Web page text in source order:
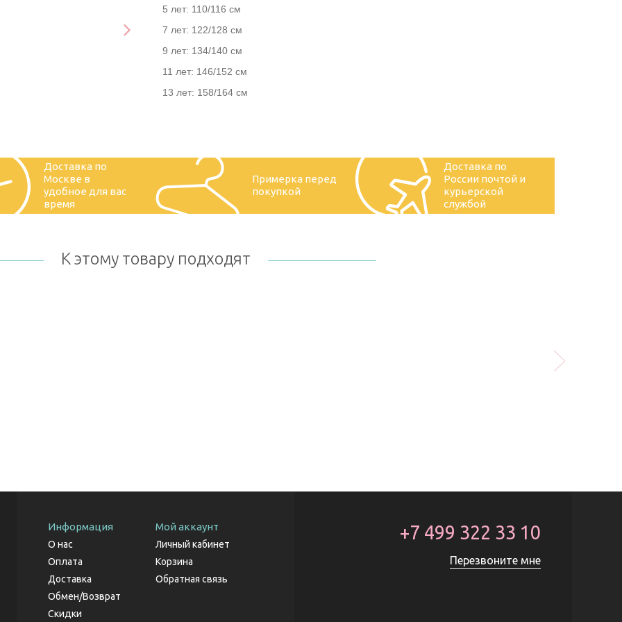
5 лет: 110/116 см
7 лет: 122/128 см
9 лет: 134/140 см
11 лет: 146/152 см
13 лет: 158/164 см
Доставка по
Москве в
удобное для вас
время
Примерка перед
покупкой
Доставка по
России почтой и
курьерской
службой
К этому товару подходят
Информация
О нас
Оплата
Доставка
Обмен/Возврат
Скидки
Мой аккаунт
Личный кабинет
Корзина
Обратная связь
+7 499 322 33 10
Перезвоните мне